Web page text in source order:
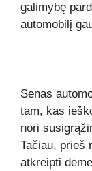
galimybę
automobilį
Senas
tam, kas
nori
Tačiau, prieš
atkreipti